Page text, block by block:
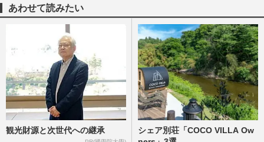
週刊女性PRIME
《関東人が選んだ「面白いと思う」芸人ラ
ンキング》有吉弘行・オードリーらを抑え
た1位は「人を傷つけない…
週刊女性2026年2月3日号 2026/1/26
《関西人が選んだ「面白いと思う」芸人ラ
ンキング》千鳥やかまいたち、明石家さん
まらを抑えた1位は「性格…
あわせて読みたい
観光財源と次世代への継承
シェア別荘「COCO VILLA Ow